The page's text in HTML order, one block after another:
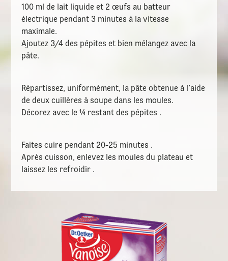
100 ml de lait liquide et 2 œufs au batteur
électrique pendant 3 minutes à la vitesse
maximale.
Ajoutez 3/4 des pépites et bien mélangez avec la
pâte.
Répartissez, uniformément, la pâte obtenue à l’aide
de deux cuillères à soupe dans les moules.
Décorez avec le ¼ restant des pépites .
Faites cuire pendant 20-25 minutes .
Après cuisson, enlevez les moules du plateau et
laissez les refroidir .